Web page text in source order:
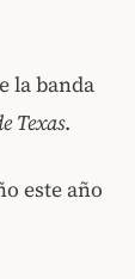
la banda
Texas.
este año